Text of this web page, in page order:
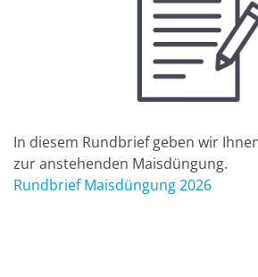
In diesem Rundbrief geben wir
zur anstehenden Maisdüngung.
Rundbrief Maisdüngung 2026